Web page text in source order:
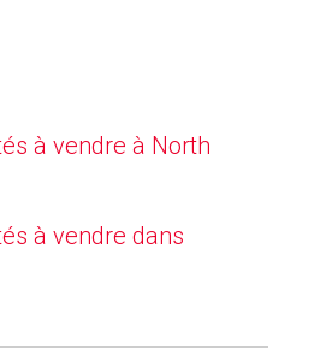
à vendre à North
à vendre dans